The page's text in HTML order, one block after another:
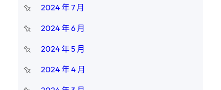
2024 年 7 月
2024 年 6 月
2024 年 5 月
2024 年 4 月